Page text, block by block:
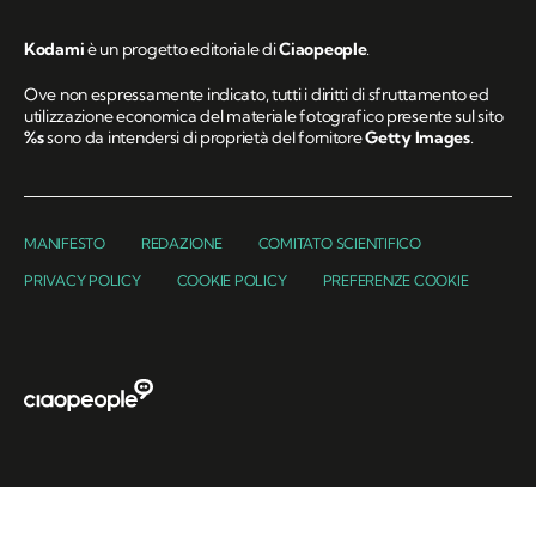
Kodamiè un progetto editoriale diCiaopeople.
Ove non espressamente indicato, tutti i diritti di sfruttamento ed
utilizzazione economica del materiale fotografico presente sul sito
%ssono da intendersi di proprietà del fornitoreGetty Images.
MANIFESTO REDAZIONE COMITATO SCIENTIFICO
PRIVACY POLICY COOKIE POLICY PREFERENZE COOKIE